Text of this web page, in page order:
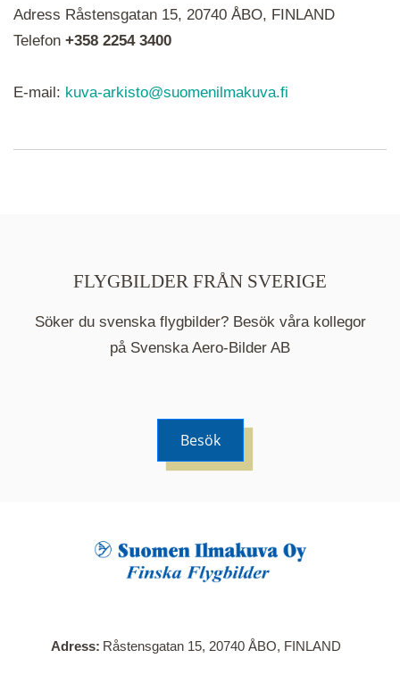
ikoner är det en serie i varje. Utplacerade bilder
syns som nålar istället.
När du klickar på en serie så öppnas en ny flik.
Här visas en karta över bilder med kända
Adress Råstensgatan 15, 20740 ÅBO, FINLAND
Telefon +358 2254 3400
E-mail: kuva-arkisto@suomenilmakuva.fi
FLYGBILDER FRÅN SVERIGE
Söker du svenska flygbilder? Besök våra kollegor
på Svenska Aero-Bilder AB
Besök
Adress Råstensgatan 15, 20740 ÅBO, FINLAND